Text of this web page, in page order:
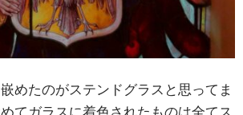
めたのがステンドグラスと思ってま